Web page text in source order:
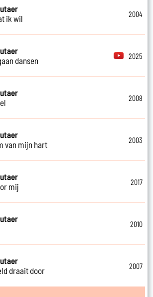
ik wil
2004
dansen
2025
2008
van mijn hart
2003
mij
2017
2010
draait door
2007